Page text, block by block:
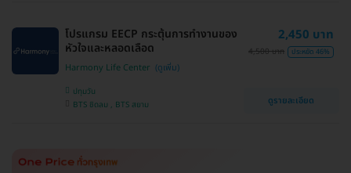
โปรแกรม EECP กระตุ้นการทำงานของ
หัวใจและหลอดเลือด
Harmony Life Center
ปทุมวัน
BTS ชิดลม , BTS สยาม
2,450 บาท
4,500 บาท ประหยัด 46%
ดูรายละเอียด